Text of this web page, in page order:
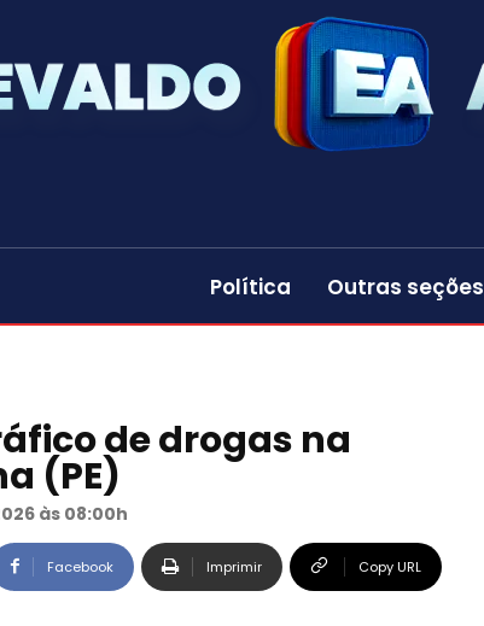
Política Outras seções
de drogas na
(PE)
às 08:00h
Facebook Imprimir Copy URL